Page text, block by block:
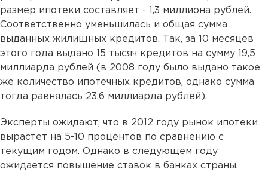
размер ипотеки составляет - 1,3 миллиона рублей.
Соответственно уменьшилась и общая сумма
выданных жилищных кредитов. Так, за 10 месяцев
этого года выдано 15 тысяч кредитов на сумму 19,5
миллиарда рублей (в 2008 году было выдано такое
же количество ипотечных кредитов, однако сумма
тогда равнялась 23,6 миллиарда рублей).
Эксперты ожидают, что в 2012 году рынок ипотеки
вырастет на 5-10 процентов по сравнению с
текущим годом. Однако в следующем году
ожидается повышение ставок в банках страны.